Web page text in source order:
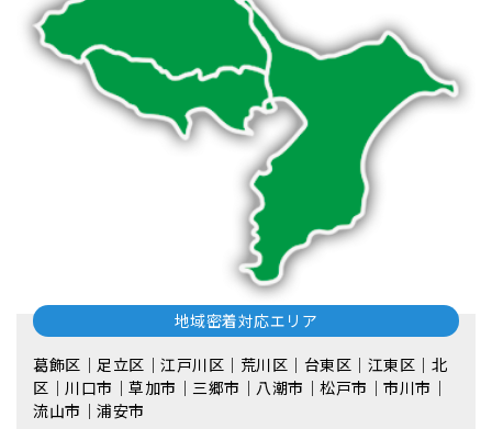
地域密着対応エリア
葛飾区｜足立区｜江戸川区｜荒川区｜台東区｜江東区｜北
区｜川口市｜草加市｜三郷市｜八潮市｜松⼾市｜市川市｜
流⼭市｜浦安市